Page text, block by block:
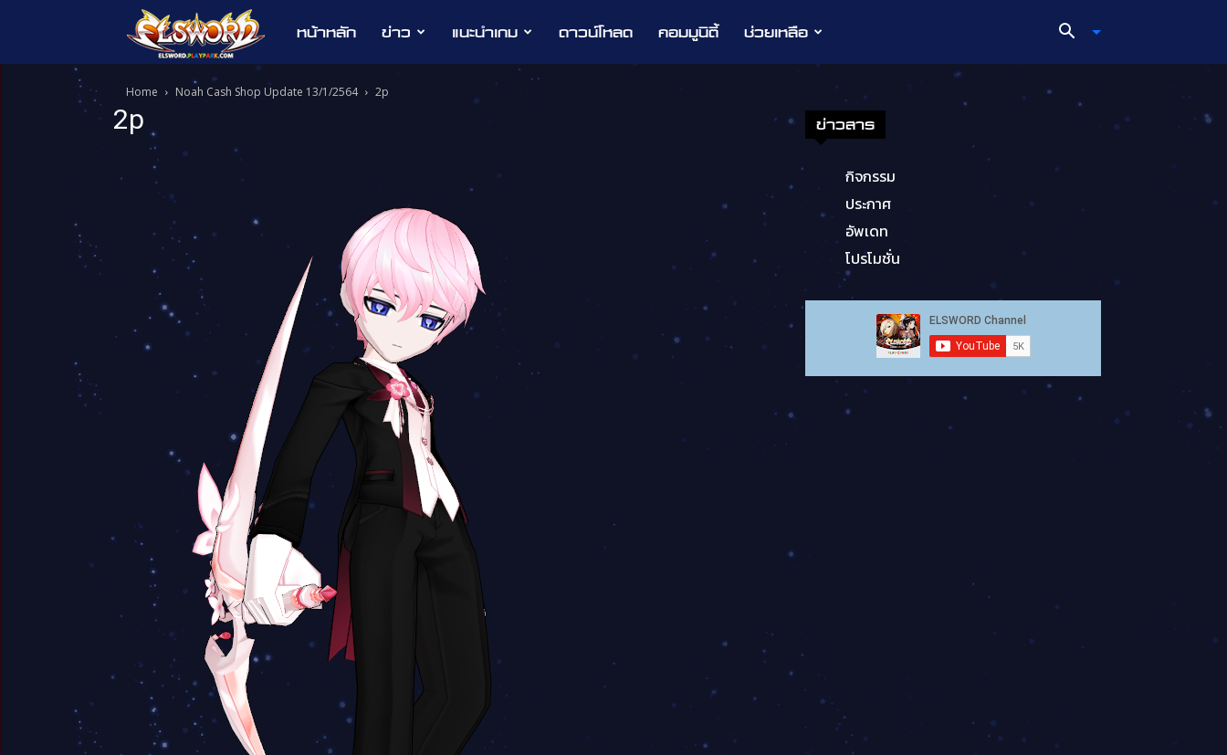
Elsword
หน้าหลัก ข่าว แนะนำเกม ดาวน์โหลด คอมมูนิตี้ ช่วยเหลือ
Home Noah Cash Shop Update 13/1/2564 2p
2p ข่าวสาร
กิจกรรม
ประกาศ
อัพเดท
โปรโมชั่น